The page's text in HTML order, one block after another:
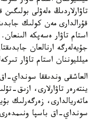
تاۋارلاردىڭ ەلەۋلى
استام تاۋار ەسەپكە
ميلليوننان استام تاۋار
العاشقى وندىققا سونداي-
ينتەرەر تاۋارلارى، ازىق-
ماتەريالدارى، زەرگەرلىك
سونداي-اق باسپا